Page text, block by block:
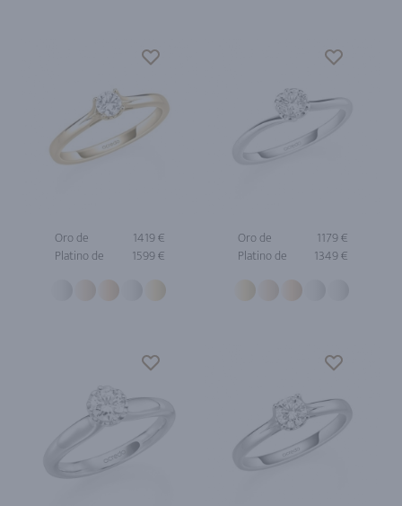
Oro de
1419 €
Platino de
1599 €
Oro de
1179 €
Platino de
1349 €